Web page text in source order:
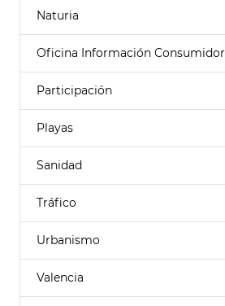
Naturia
Oficina Información Consumidor
Participación
Playas
Sanidad
Tráfico
Urbanismo
Valencia